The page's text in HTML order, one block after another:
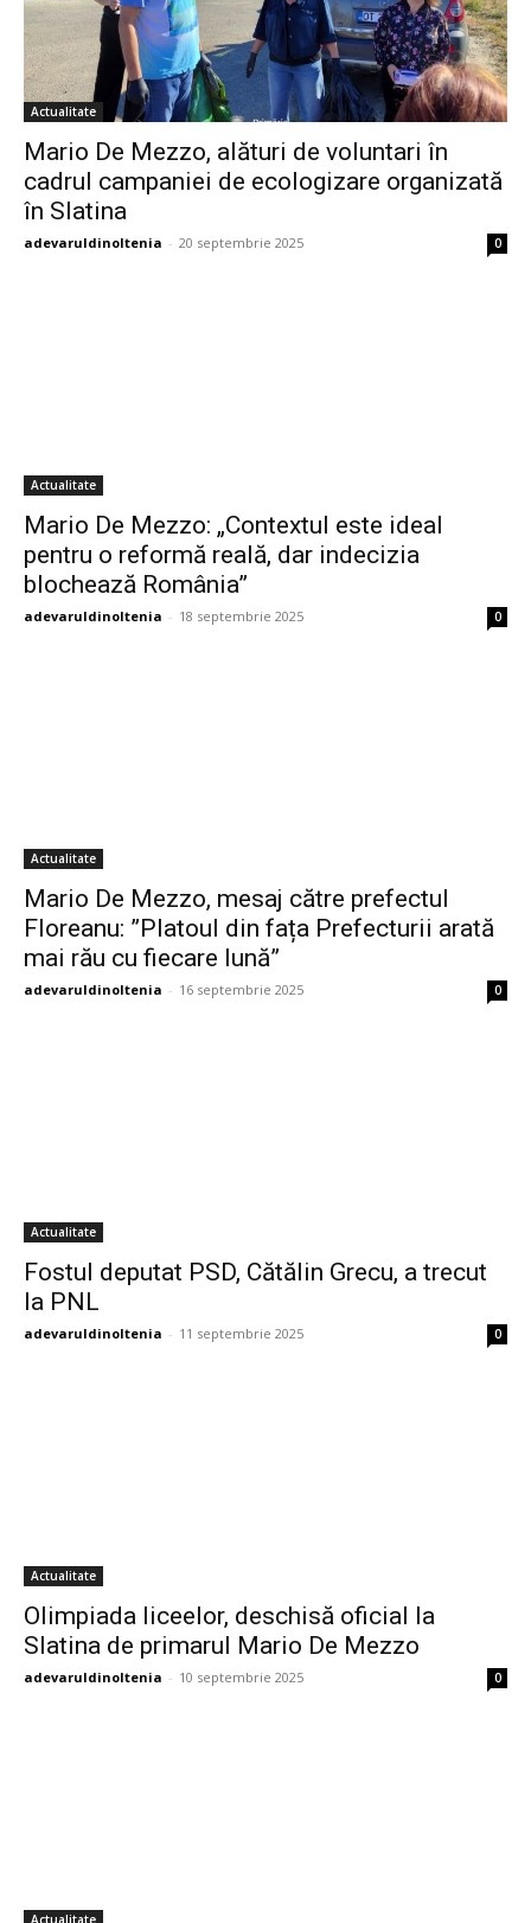
Actualitate
Mario De Mezzo, alături de voluntari în
cadrul campaniei de ecologizare organizată
în Slatina
adevaruldinoltenia - 20 septembrie 2025 0
Actualitate
Mario De Mezzo: „Contextul este ideal
pentru o reformă reală, dar indecizia
blochează România”
adevaruldinoltenia - 18 septembrie 2025 0
Actualitate
Mario De Mezzo, mesaj către prefectul
Floreanu: ”Platoul din fața Prefecturii arată
mai rău cu fiecare lună”
adevaruldinoltenia - 16 septembrie 2025 0
Actualitate
Fostul deputat PSD, Cătălin Grecu, a trecut
la PNL
adevaruldinoltenia - 11 septembrie 2025 0
Actualitate
Olimpiada liceelor, deschisă oficial la
Slatina de primarul Mario De Mezzo
adevaruldinoltenia - 10 septembrie 2025 0
Actualitate